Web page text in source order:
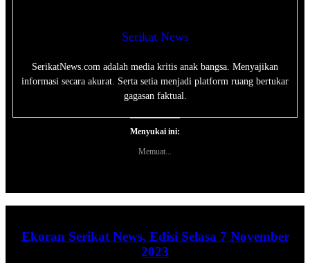
Serikat News
SerikatNews.com adalah media kritis anak bangsa. Menyajikan
informasi secara akurat. Serta setia menjadi platform ruang bertukar
gagasan faktual.
Menyukai ini:
Memuat...
Ekoran Serikat News, Edisi Selasa 7 November
2023